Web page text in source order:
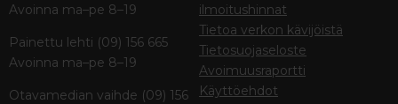
Avoinna ma–pe 8–19
Painettu lehti (09) 156 665
Avoinna ma–pe 8–19
Otavamedian vaihde (09) 156
ilmoitushinnat
Tietoa verkon kävijöistä
Tietosuojaseloste
Avoimuusraportti
Käyttöehdot